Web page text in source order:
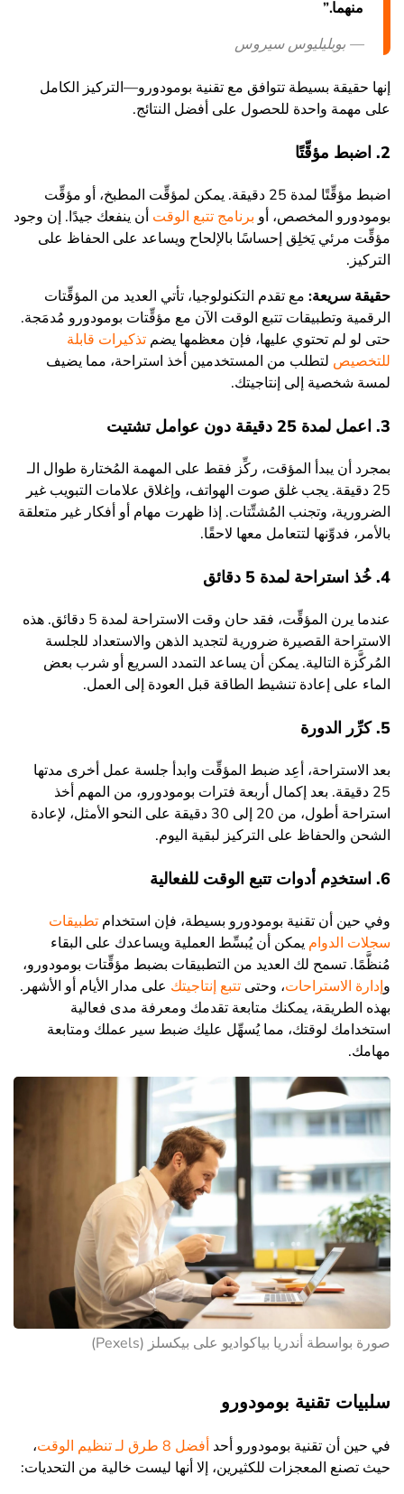
منهما.”
— بوبليليوس سيروس
إنها حقيقة بسيطة تتوافق مع تقنية بومودورو—التركيز الكامل
على مهمة واحدة للحصول على أفضل النتائج.
2. اضبط مؤقِّتًا
اضبط مؤقِّتًا لمدة 25 دقيقة. يمكن لمؤقِّت المطبخ، أو مؤقِّت
بومودورو المخصص، أو برنامج تتبع الوقت أن ينفعك جيدًا. إن وجود
مؤقِّت مرئي يَخلِق إحساسًا بالإلحاح ويساعد على الحفاظ على
التركيز.
حقيقة سريعة: مع تقدم التكنولوجيا، تأتي العديد من المؤقِّتات
الرقمية وتطبيقات تتبع الوقت الآن مع مؤقِّتات بومودورو مُدمَجة.
حتى لو لم تحتوي عليها، فإن معظمها يضم تذكيرات قابلة
للتخصيص لتطلب من المستخدمين أخذ استراحة، مما يضيف
لمسة شخصية إلى إنتاجيتك.
3. اعمل لمدة 25 دقيقة دون عوامل تشتيت
بمجرد أن يبدأ المؤقت، ركِّز فقط على المهمة المُختارة طوال الـ
25 دقيقة. يجب غلق صوت الهواتف، وإغلاق علامات التبويب غير
الضرورية، وتجنب المُشتِّتات. إذا ظهرت مهام أو أفكار غير متعلقة
بالأمر، فدوِّنها لتتعامل معها لاحقًا.
4. خُذ استراحة لمدة 5 دقائق
عندما يرن المؤقِّت، فقد حان وقت الاستراحة لمدة 5 دقائق. هذه
الاستراحة القصيرة ضرورية لتجديد الذهن والاستعداد للجلسة
المُركَّزة التالية. يمكن أن يساعد التمدد السريع أو شرب بعض
الماء على إعادة تنشيط الطاقة قبل العودة إلى العمل.
5. كرِّر الدورة
بعد الاستراحة، أعِد ضبط المؤقِّت وابدأ جلسة عمل أخرى مدتها
25 دقيقة. بعد إكمال أربعة فترات بومودورو، من المهم أخذ
استراحة أطول، من 20 إلى 30 دقيقة على النحو الأمثل، لإعادة
الشحن والحفاظ على التركيز لبقية اليوم.
6. استخدِم أدوات تتبع الوقت للفعالية
وفي حين أن تقنية بومودورو بسيطة، فإن استخدام تطبيقات
سجلات الدوام يمكن أن يُبسِّط العملية ويساعدك على البقاء
مُنظَّمًا. تسمح لك العديد من التطبيقات بضبط مؤقِّتات بومودورو،
وإدارة الاستراحات، وحتى تتبع إنتاجيتك على مدار الأيام أو الأشهر.
بهذه الطريقة، يمكنك متابعة تقدمك ومعرفة مدى فعالية
استخدامك لوقتك، مما يُسهِّل عليك ضبط سير عملك ومتابعة
مهامك.
صورة بواسطة أندريا بياكواديو على بيكسلز (Pexels)
سلبيات تقنية بومودورو
في حين أن تقنية بومودورو أحد أفضل 8 طرق لـ تنظيم الوقت
،
حيث تصنع المعجزات للكثيرين، إلا أنها ليست خالية من التحديات: